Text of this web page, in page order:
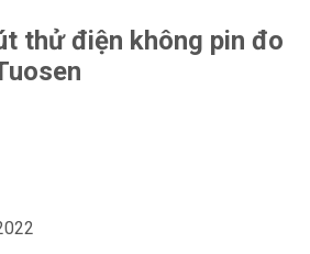
thử điện không pin đo